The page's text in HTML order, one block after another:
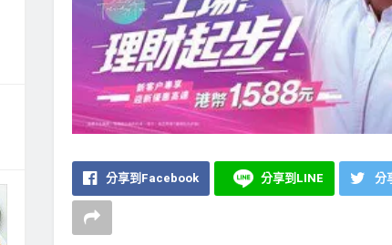
分享到Facebook 分享到LINE 分